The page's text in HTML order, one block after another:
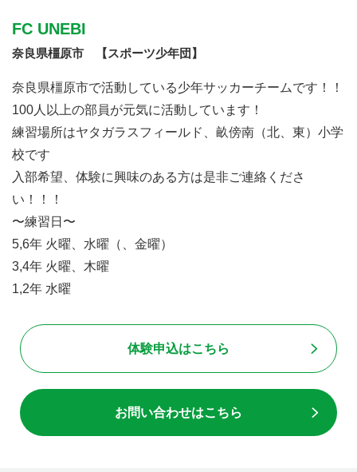
FC UNEBI
奈良県橿原市 【スポーツ少年団】
奈良県橿原市で活動している少年サッカーチームです！！
100人以上の部員が元気に活動しています！
練習場所はヤタガラスフィールド、畝傍南（北、東）小学
校です
入部希望、体験に興味のある方は是非ご連絡くださ
い！！！
〜練習日〜
5,6年 火曜、水曜（、金曜）
3,4年 火曜、木曜
1,2年 水曜
体験申込はこちら
お問い合わせはこちら